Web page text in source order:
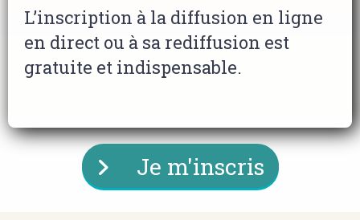
L’inscription à la diffusion en ligne
en direct ou à sa rediffusion est
gratuite et indispensable.
Je m'inscris